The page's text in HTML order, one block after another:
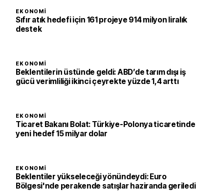
EKONOMI
Sıfır atık hedefi için 161 projeye 914 milyon liralık
destek
EKONOMI
Beklentilerin üstünde geldi: ABD’de tarım dışı iş
gücü verimliliği ikinci çeyrekte yüzde 1,4 arttı
EKONOMI
Ticaret Bakanı Bolat: Türkiye-Polonya ticaretinde
yeni hedef 15 milyar dolar
EKONOMI
Beklentiler yükseleceği yönündeydi: Euro
Bölgesi'nde perakende satışlar haziranda geriledi